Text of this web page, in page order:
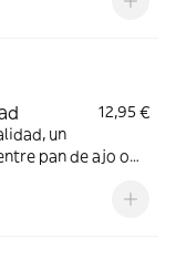
12,95 €
un
pan de ajo o